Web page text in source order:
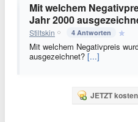
Mit welchem
Jahr 2000
Stiltskin 4 Antworten
Mit welchem Negativpreis
ausgezeichnet? [...]
JETZT